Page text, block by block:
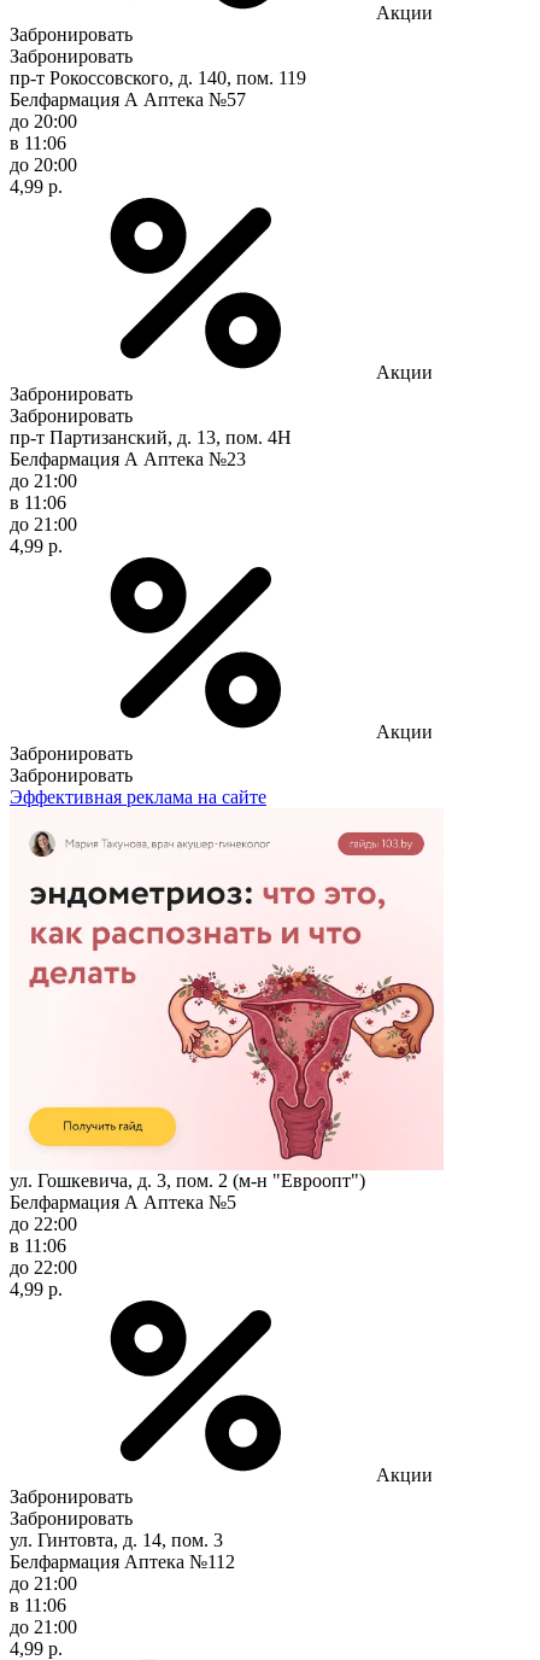
Акции
Забронировать
Забронировать
пр-т Рокоссовского, д. 140, пом. 119
Белфармация А Аптека №57
до 20:00
в 11:06
до 20:00
4,99 р.
Акции
Забронировать
Забронировать
пр-т Партизанский, д. 13, пом. 4Н
Белфармация А Аптека №23
до 21:00
в 11:06
до 21:00
4,99 р.
Акции
Забронировать
Забронировать
Эффективная реклама на сайте
ул. Гошкевича, д. 3, пом. 2 (м-н "Евроопт")
Белфармация А Аптека №5
до 22:00
в 11:06
до 22:00
4,99 р.
Акции
Забронировать
Забронировать
ул. Гинтовта, д. 14, пом. 3
Белфармация Аптека №112
до 21:00
в 11:06
до 21:00
4,99 р.